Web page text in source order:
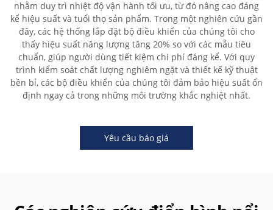
nhằm duy trì nhiệt độ vận hành tối ưu, từ đó nâng cao đáng
kể hiệu suất và tuổi thọ sản phẩm. Trong một nghiên cứu gần
đây, các hệ thống lắp đặt bộ điều khiển của chúng tôi cho
thấy hiệu suất năng lượng tăng 20% so với các mẫu tiêu
chuẩn, giúp người dùng tiết kiệm chi phí đáng kể. Với quy
trình kiểm soát chất lượng nghiêm ngặt và thiết kế kỹ thuật
bền bỉ, các bộ điều khiển của chúng tôi đảm bảo hiệu suất ổn
định ngay cả trong những môi trường khắc nghiệt nhất.
Yêu cầu báo giá